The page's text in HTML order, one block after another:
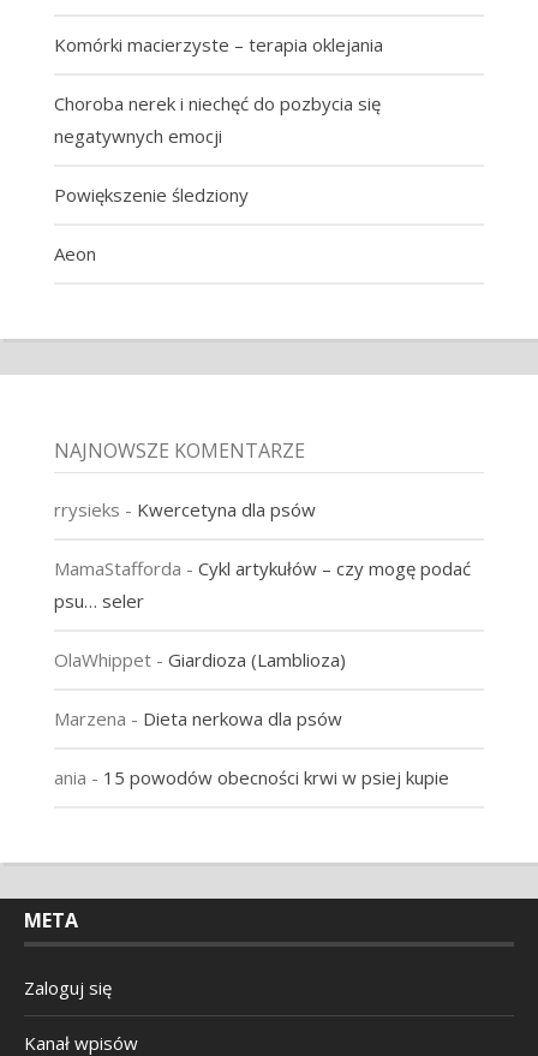
Komórki macierzyste – terapia oklejania
Choroba nerek i niechęć do pozbycia się
negatywnych emocji
Powiększenie śledziony
Aeon
NAJNOWSZE KOMENTARZE
rrysieks - Kwercetyna dla psów
MamaStafforda - Cykl artykułów – czy mogę podać
psu… seler
OlaWhippet- Giardioza (Lamblioza)
Marzena - Dieta nerkowa dla psów
ania - 15 powodów obecności krwi w psiej kupie
META
Zaloguj się
Kanał wpisów